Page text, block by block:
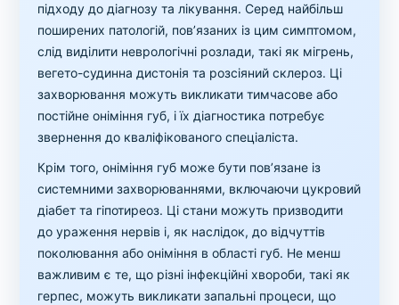
підходу до діагнозу та лікування. Серед найбільш
поширених патологій, пов’язаних із цим симптомом,
слід виділити неврологічні розлади, такі як мігрень,
вегето-судинна дистонія та розсіяний склероз. Ці
захворювання можуть викликати тимчасове або
постійне оніміння губ, і їх діагностика потребує
звернення до кваліфікованого спеціаліста.
Крім того, оніміння губ може бути пов’язане із
системними захворюваннями, включаючи цукровий
діабет та гіпотиреоз. Ці стани можуть призводити
до ураження нервів і, як наслідок, до відчуттів
поколювання або оніміння в області губ. Не менш
важливим є те, що різні інфекційні хвороби, такі як
герпес, можуть викликати запальні процеси, що